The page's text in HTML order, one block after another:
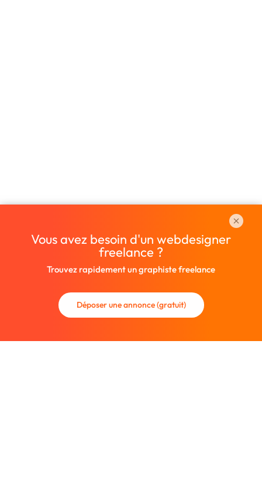
Vous avez besoin d'un webdesigner
freelance ?
Trouvez rapidement un graphiste freelance
Déposer une annonce (gratuit)